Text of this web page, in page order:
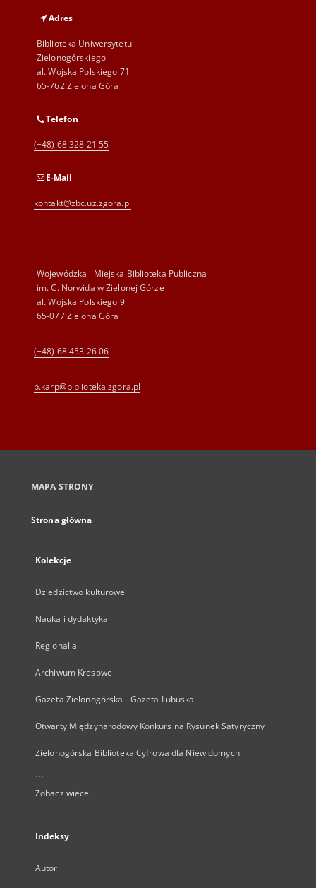
Adres
Biblioteka Uniwersytetu
Zielonogórskiego
al. Wojska Polskiego 71
65-762 Zielona Góra
Telefon
(+48) 68 328 21 55
E-Mail
kontakt@zbc.uz.zgora.pl
Wojewódzka i Miejska Biblioteka Publiczna
im. C. Norwida w Zielonej Górze
al. Wojska Polskiego 9
65-077 Zielona Góra
(+48) 68 453 26 06
p.karp@biblioteka.zgora.pl
MAPA STRONY
Strona główna
Kolekcje
Dziedzictwo kulturowe
Nauka i dydaktyka
Regionalia
Archiwum Kresowe
Gazeta Zielonogórska - Gazeta Lubuska
Otwarty Międzynarodowy Konkurs na Rysunek Satyryczny
Zielonogórska Biblioteka Cyfrowa dla Niewidomych
...
Zobacz więcej
Indeksy
Autor